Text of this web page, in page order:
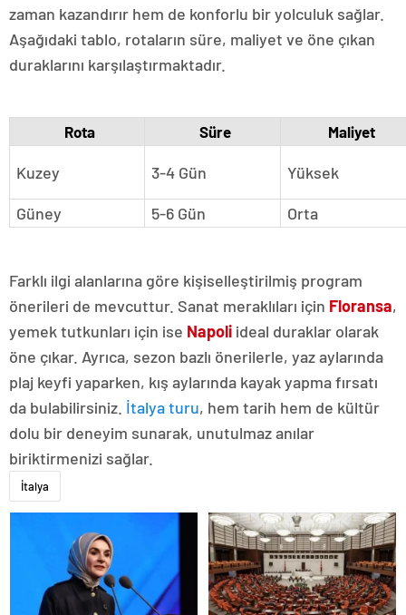
zaman kazandırır hem de konforlu bir yolculuk sağlar.
Aşağıdaki tablo, rotaların süre, maliyet ve öne çıkan
duraklarını karşılaştırmaktadır.
Rota Süre Maliyet
Kuzey 3-4 Gün Yüksek
Güney 5-6 Gün Orta
Farklı ilgi alanlarına göre kişiselleştirilmiş program
önerileri de mevcuttur. Sanat meraklıları için Floransa,
yemek tutkunları için ise Napoli ideal duraklar olarak
öne çıkar. Ayrıca, sezon bazlı önerilerle, yaz aylarında
plaj keyfi yaparken, kış aylarında kayak yapma fırsatı
da bulabilirsiniz. İtalya turu, hem tarih hem de kültür
dolu bir deneyim sunarak, unutulmaz anılar
biriktirmenizi sağlar.
İtalya